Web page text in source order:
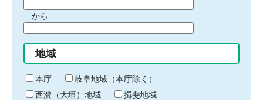
間
始
り
から
間
終
わ
り
地域
本庁
岐阜地域（本庁除く）
西濃（大垣）地域
揖斐地域